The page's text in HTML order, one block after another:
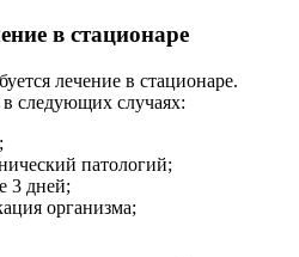
в стационаре
лечение в стационаре.
следующих случаях:
патологий;
3 дней;
организма;